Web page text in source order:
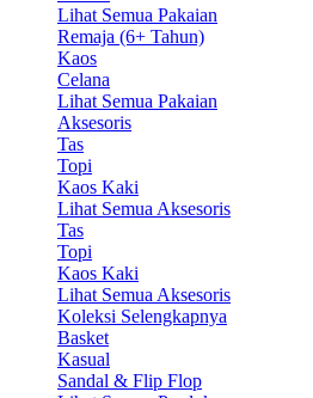
Lihat Semua Pakaian
Remaja (6+ Tahun)
Kaos
Celana
Lihat Semua Pakaian
Aksesoris
Tas
Topi
Kaos Kaki
Lihat Semua Aksesoris
Tas
Topi
Kaos Kaki
Lihat Semua Aksesoris
Koleksi Selengkapnya
Basket
Kasual
Sandal & Flip Flop